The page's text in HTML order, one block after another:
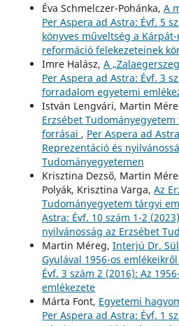
Éva Schmelczer-Pohánka, A
Per Aspera ad Astra: Évf. 5
könyves műveltség a
reformáció felekezeteinek
Imre Halász, A
Per Aspera ad Astra: Évf. 3
forradalom egyetemi
István Lengvári, Martin
Erzsébet
forrásai , Per Aspera ad
Reprezentáció és
Tudományegyetemen
Krisztina Dezső, Martin
Polyák, Krisztina Varga, Az
Tudományegyetem tárgyi
Astra: Évf. 10 szám 1-2
nyilvánosság az Erzsébet
Martin Méreg, Interjú Dr.
Gyulával 1956-os emlékeikről
Évf. 3 szám 2 (2016): Az
emlékezete
Márta Font, Egyetemi
Per Aspera ad Astra: Évf. 1